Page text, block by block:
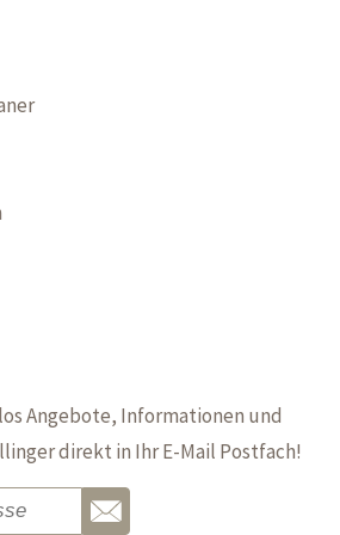
Angebote, Informationen und
direkt in Ihr E-Mail Postfach!